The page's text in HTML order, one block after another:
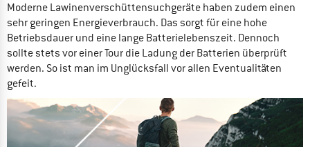
Moderne Lawinenverschüttensuchgeräte haben zudem einen
sehr geringen Energieverbrauch. Das sorgt für eine hohe
Betriebsdauer und eine lange Batterielebenszeit. Dennoch
sollte stets vor einer Tour die Ladung der Batterien überprüft
werden. So ist man im Unglücksfall vor allen Eventualitäten
gefeit.